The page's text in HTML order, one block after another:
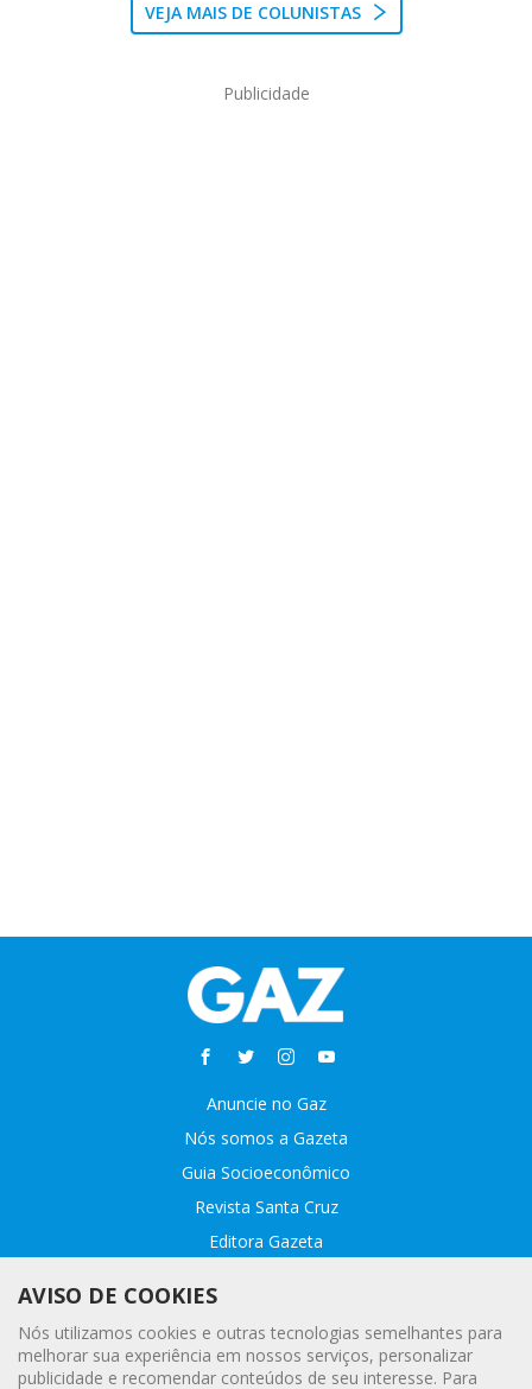
VEJA MAIS DE COLUNISTAS
Publicidade
Anuncie no Gaz
Nós somos a Gazeta
Guia Socioeconômico
Revista Santa Cruz
Editora Gazeta
Fale conosco
Webmail
Assinatura Premiada
AVISO DE COOKIES
Nós utilizamos cookies e outras tecnologias semelhantes para
melhorar sua experiência em nossos serviços, personalizar
publicidade e recomendar conteúdos de seu interesse. Para